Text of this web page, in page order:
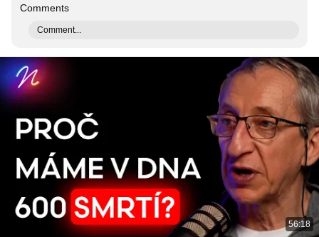
Comments
Comment...
56:18